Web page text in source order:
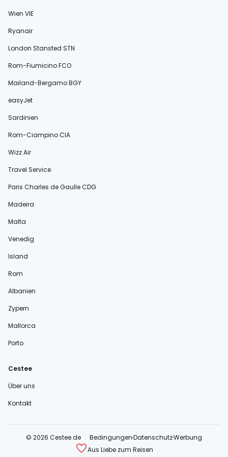
Wien VIE
Ryanair
London Stansted STN
Rom-Fiumicino FCO
Mailand-Bergamo BGY
easyJet
Sardinien
Rom-Ciampino CIA
Wizz Air
Travel Service
Paris Charles de Gaulle CDG
Madeira
Malta
Venedig
Island
Rom
Albanien
Zypern
Mallorca
Porto
Cestee
Über uns
Kontakt
© 2026 Cestee.de BedingungenDatenschutzWerbung
Aus Liebe zum Reisen